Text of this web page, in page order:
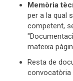
Memòria
per a la qual
competent,
mateixa
Resta de
convocatòria